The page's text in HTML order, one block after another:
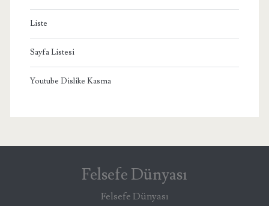
Liste
Sayfa Listesi
Youtube Dislike Kasma
Felsefe Dünyası
Felsefe Dünyası